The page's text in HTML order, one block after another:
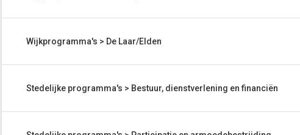
Wijkprogramma's > De Laar/Elden
Stedelijke programma's > Bestuur, dienstverlening en financiën